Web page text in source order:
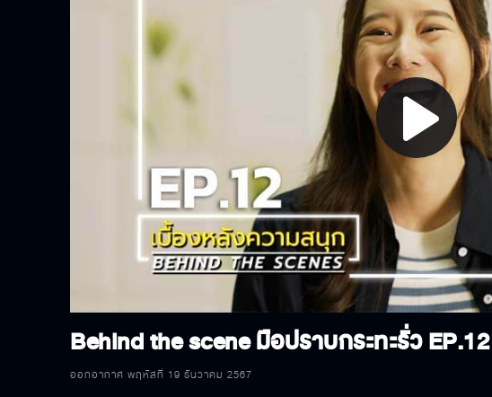
Play
Video
Behind the scene มือปราบกระทะรั่ว EP.12
ออกอากาศ พฤหัสที่ 19 ธันวาคม 2567